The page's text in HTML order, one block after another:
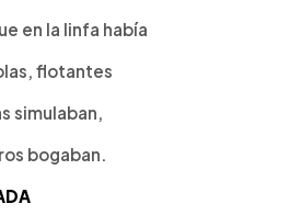
en la linfa había
flotantes
simulaban,
bogaban.